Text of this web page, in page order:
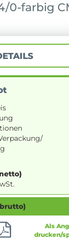
0-farbig
Als
drucken/